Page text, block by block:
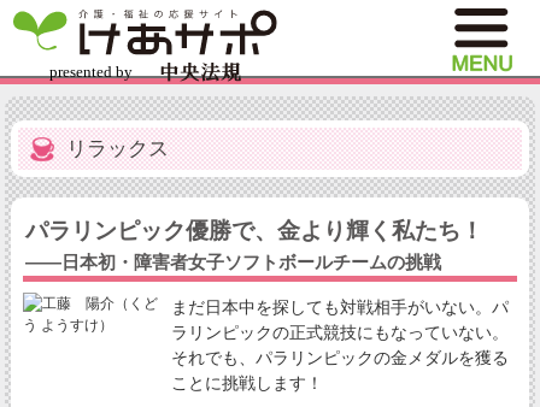
リラックス
パラリンピック優勝で、金より輝く私たち！
――日本初・障害者女子ソフトボールチームの挑戦
まだ日本中を探しても対戦相手がいない。パ
ラリンピックの正式競技にもなっていない。
それでも、パラリンピックの金メダルを獲る
ことに挑戦します！